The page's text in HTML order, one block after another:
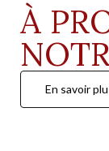
À
En savoir